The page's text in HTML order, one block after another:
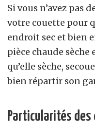
Si vous n’avez pas
votre couette pour
endroit sec et bien
pièce chaude sèche
qu’elle sèche,
bien répartir son
Particularités